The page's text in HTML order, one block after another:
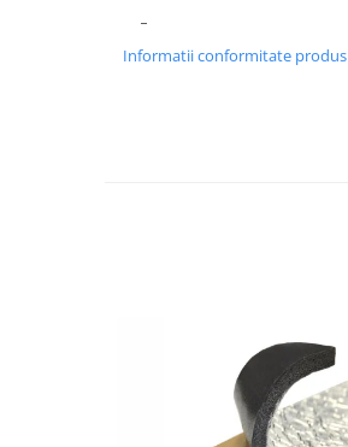
Informatii conformitate produs